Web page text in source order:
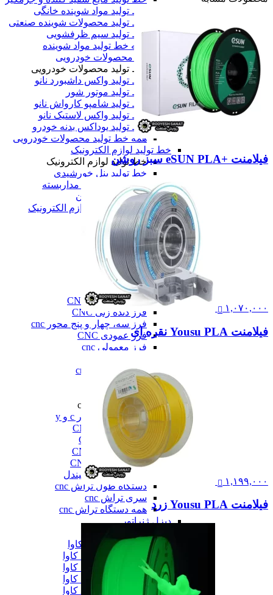
خط تولید مواد شوینده خانگی
خط تولید محصولات شوینده صنعتی
خط تولید سیم ظرفشویی
همه خط تولید مواد شوینده
خط تولید محصولات خودرویی
خط تولید محصولات خودرویی
خط تولید واکس داشبورد نانو
خط تولید موتور شور
خط تولید شامپو کارواش نانو
خط تولید واکس لاستیک نانو
خط تولید یوداکس بدنه خودرو
همه خط تولید محصولات خودرویی
خط تولید لوازم الکترونیک
خط تولید لوازم الکترونیک
خط تولید پنل خورشیدی
خط تولید دوربین مداربسته
خط تولید تلویزیون
همه خط تولید لوازم الکترونیک
همه دستگاه های تولید
ماشین آلات صنعتی
ماشین آلات صنعتی
فرز cnc
فرز cnc
فرز افقی CNC
فرز بورینگ cnc
فرز دروازه ای CNC
فرز دنده زنی CNC
فرز سه، چهار و پنج محور cnc
فرز عمودی CNC
فرز معمولی cnc
فرز مینیاتوری cnc
همه فرز cnc
دستگاه تراش cnc
دستگاه تراش cnc
تراش cnc با محور c و y
تراش بورینگ CNC
تراش افقی CNC
تراش سنگین CNC
تراش عمودی CNC
تراش مولتی اسپیندل
دستگاه طول تراش cnc
سری تراش cnc
همه دستگاه تراش cnc
دیزل ژنراتور
دیزل ژنراتور 62 کاوا
دیزل ژنزاتور 100 کاوا
دیزل ژنراتور 125 کاوا
دیزل ژنراتور 187 کاوا
دیزل ژنزاتور 275 کاوا
فیلامنت +eSUN PLA سبز روشن
۱,۰۷۰,۰۰۰
فیلامنت Yousu PLA نقره ای
۱,۱۹۹,۰۰۰
فیلامنت Yousu PLA زرد